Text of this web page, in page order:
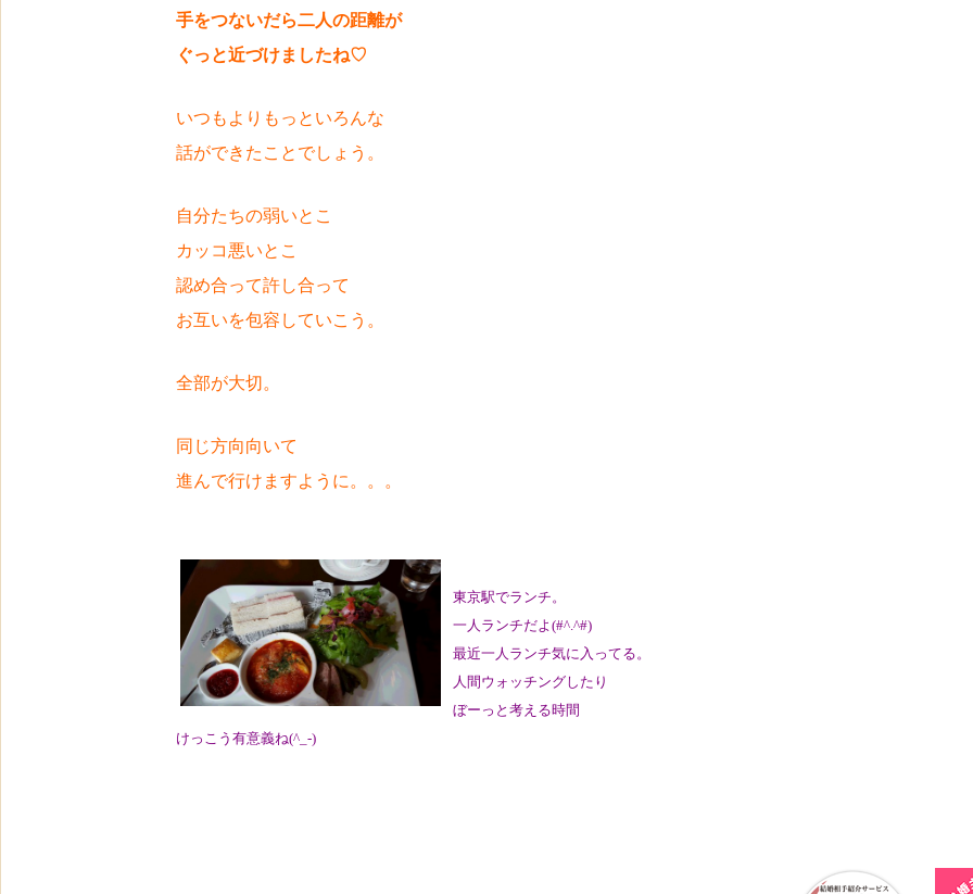
手をつないだら二人の距離が
ぐっと近づけましたね♡
いつもよりもっといろんな
話ができたことでしょう。
自分たちの弱いとこ
カッコ悪いとこ
認め合って許し合って
お互いを包容していこう。
全部が大切。
同じ方向向いて
進んで行けますように。。。
東京駅でランチ。
一人ランチだよ(#^.^#)
最近一人ランチ気に入ってる。
人間ウォッチングしたり
ぼーっと考える時間
けっこう有意義ね(^_-)